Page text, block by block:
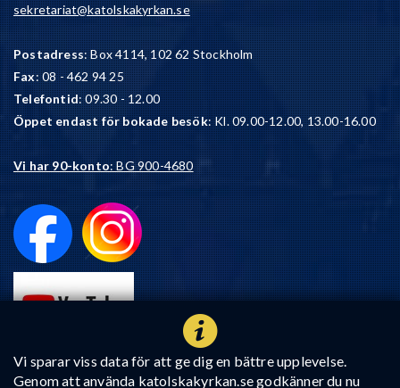
Vi sparar viss data för att ge dig en bättre upplevelse.
Genom att använda katolskakyrkan.se godkänner du nu
sekretariat@katolskakyrkan.se
Postadress: Box 4114, 102 62 Stockholm
Fax: 08 - 462 94 25
Telefontid: 09.30 - 12.00
Öppet endast för bokade besök: Kl. 09.00-12.00, 13.00-16.00
Vi har 90-konto: BG 900-4680